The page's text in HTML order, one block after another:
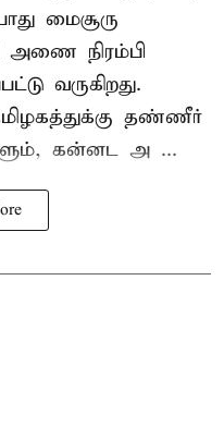
மைசூரு
அணை நிரம்பி
வருகிறது.
தண்ணீர்
கன்னட அ ...